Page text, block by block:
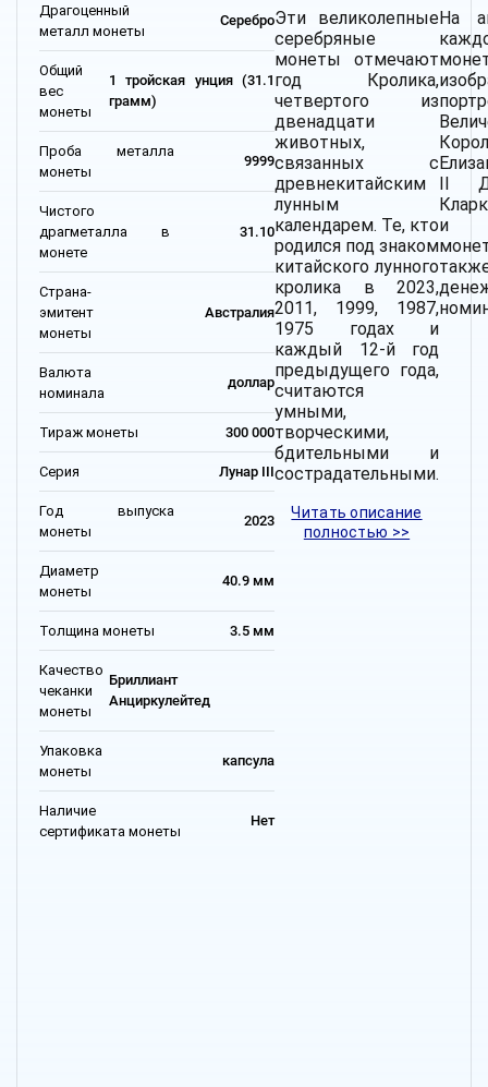
Драгоценный
металл монеты
Серебро
Общий
вес
монеты
1 тройская унция (31.1
грамм)
Проба металла
монеты
9999
Чистого
драгметалла в
монете
31.10
Страна-
эмитент
монеты
Австралия
Валюта
номинала
доллар
Тираж монеты 300 000
Серия Лунар III
Год выпуска
монеты
2023
Диаметр
монеты
40.9 мм
Толщина монеты 3.5 мм
Качество
чеканки
монеты
Бриллиант
Анциркулейтед
Упаковка
монеты
капсула
Наличие
сертификата монеты
Нет
Эти великолепные
серебряные
монеты отмечают
год Кролика,
четвертого из
двенадцати
животных,
связанных с
древнекитайским
лунным
календарем. Те, кто
родился под знаком
китайского лунного
кролика в 2023,
2011, 1999, 1987,
1975 годах и
каждый 12-й год
предыдущего года,
считаются
умными,
творческими,
бдительными и
сострадательными.
Читать описание
полностью >>
На
II
и